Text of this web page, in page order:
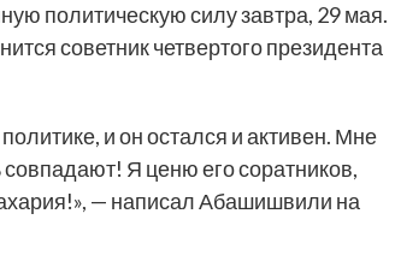
политическую силу завтра, 29 мая.
советник четвертого президента
и он остался и активен. Мне
Я ценю его соратников,
— написал Абашишвили на